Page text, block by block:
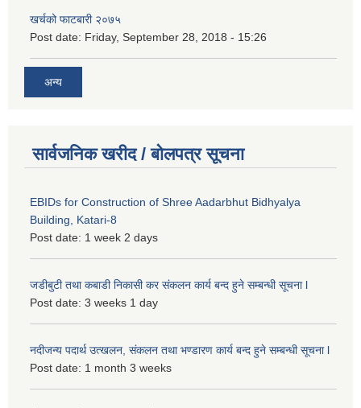
खर्चको फाटबारी २०७५
Post date: Friday, September 28, 2018 - 15:26
अन्य
सार्वजनिक खरीद / बोलपत्र सूचना
EBIDs for Construction of Shree Aadarbhut Bidhyalya
Building, Katari-8
Post date: 1 week 2 days
जडीबुटी तथा कबाडी निकासी कर संकलन कार्य बन्द हुने सम्बन्धी सूचना l
Post date: 3 weeks 1 day
नदीजन्य पदार्थ उत्खलन, संकलन तथा भण्डारण कार्य बन्द हुने सम्बन्धी सूचना l
Post date: 1 month 3 weeks